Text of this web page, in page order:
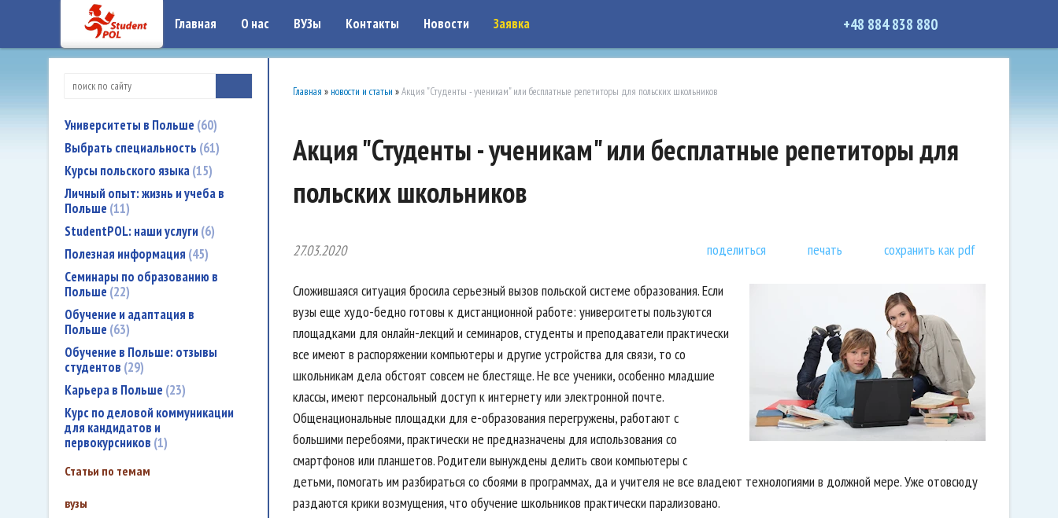
google-site-verification: google7a917c261df1566b.htmlgoogle-site-verification: google7a917c261df1566b.html
Главная О нас ВУЗы Контакты Новости Заявка +48 884 838 880
Университеты в Польше 60
Выбрать специальность 61
Курсы польского языка 15
Личный опыт: жизнь и учеба в
Польше 11
StudentPOL: наши услуги 6
Полезная информация 45
Семинары по образованию в
Польше 22
Обучение и адаптация в
Польше 63
Обучение в Польше: отзывы
студентов 29
Карьера в Польше 23
Курс по деловой коммуникации
для кандидатов и
первокурсников 1
Статьи по темам
вузы
Главная » новости и статьи »Акция "Студенты - ученикам" или бесплатные репетиторы для польских школьников
Акция "Студенты - ученикам" или бесплатные репетиторы для
польских школьников
27.03.2020 поделиться печать сохранить как pdf
Сложившаяся ситуация бросила серьезный вызов польской системе образования. Если
вузы еще худо-бедно готовы к дистанционной работе: университеты пользуются
площадками для онлайн-лекций и семинаров, студенты и преподаватели практически
все имеют в распоряжении компьютеры и другие устройства для связи, то со
школьникам дела обстоят совсем не блестяще. Не все ученики, особенно младшие
классы, имеют персональный доступ к интернету или электронной почте.
Общенациональные площадки для е-образования перегружены, работают с
большими перебоями, практически не предназначены для использования со
смартфонов или планшетов. Родители вынуждены делить свои компьютеры с
детьми, помогать им разбираться со сбоями в программах, да и учителя не все владеют технологиями в должной мере. Уже отовсюду
раздаются крики возмущения, что обучение школьников практически парализовано.